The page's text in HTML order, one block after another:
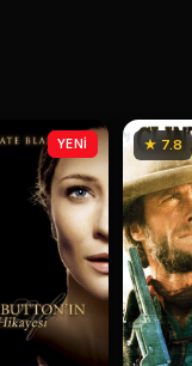
YENİ ★ 7.8